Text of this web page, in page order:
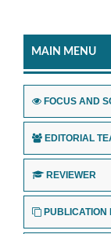
MAIN MENU
FOCUS AND
EDITORIAL
REVIEWER
PUBLICATION